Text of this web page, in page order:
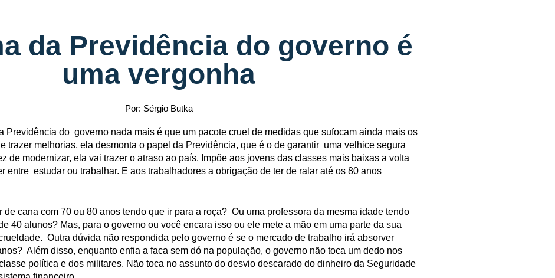
da Previdência do governo é
uma vergonha
Por: Sérgio Butka
Previdência do governo nada mais é que um pacote cruel de medidas que sufocam ainda mais os
trazer melhorias, ela desmonta o papel da Previdência, que é o de garantir uma velhice segura
de modernizar, ela vai trazer o atraso ao país. Impõe aos jovens das classes mais baixas a volta
entre estudar ou trabalhar. E aos trabalhadores a obrigação de ter de ralar até os 80 anos
de cana com 70 ou 80 anos tendo que ir para a roça? Ou uma professora da mesma idade tendo
40 alunos? Mas, para o governo ou você encara isso ou ele mete a mão em uma parte da sua
Outra dúvida não respondida pelo governo é se o mercado de trabalho irá absorver
Além disso, enquanto enfia a faca sem dó na população, o governo não toca um dedo nos
política e dos militares. Não toca no assunto do desvio descarado do dinheiro da Seguridade